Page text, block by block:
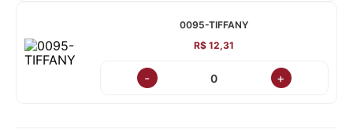
0095-TIFFANY
R$ 12,31
- +